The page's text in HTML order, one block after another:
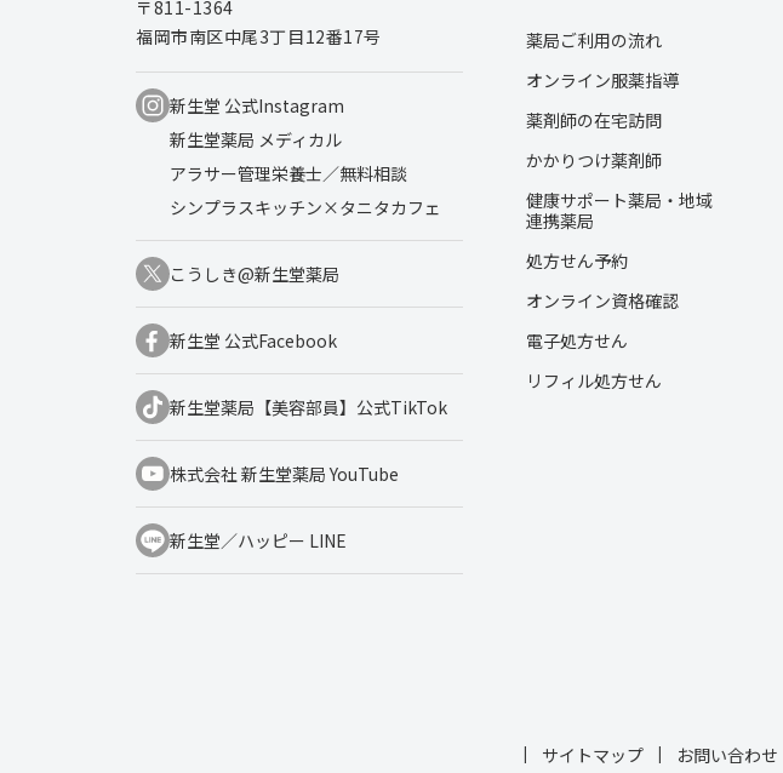
〒811-1364
福岡市南区中尾3丁目12番17号
新生堂 公式Instagram
新生堂薬局 メディカル
アラサー管理栄養士／無料相談
シンプラスキッチン×タニタカフェ
こうしき@新生堂薬局
新生堂 公式Facebook
新生堂薬局【美容部員】公式TikTok
株式会社 新生堂薬局 YouTube
新生堂／ハッピー LINE
薬局ご利用の流れ
オンライン服薬指導
薬剤師の在宅訪問
かかりつけ薬剤師
健康サポート薬局・地域
連携薬局
処方せん予約
オンライン資格確認
電子処方せん
リフィル処方せん
サイトマップ お問い合わせ